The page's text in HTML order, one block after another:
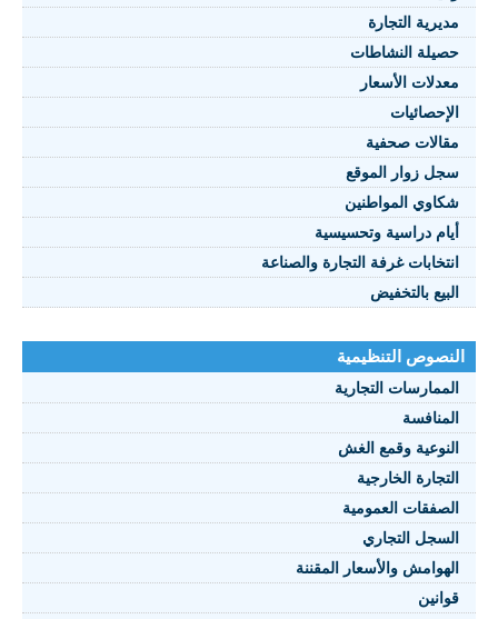
النصوص 2021
FRANÇAIS
مديرية التجارة
حصيلة النشاطات
معدلات الأسعار
الإحصائيات
مقالات صحفية
سجل زوار الموقع
شكاوي المواطنين
أيام دراسية وتحسيسية
انتخابات غرفة التجارة والصناعة
البيع بالتخفيض
النصوص التنظيمية
الممارسات التجارية
المنافسة
النوعية وقمع الغش
التجارة الخارجية
الصفقات العمومية
السجل التجاري
الهوامش والأسعار المقننة
قوانين